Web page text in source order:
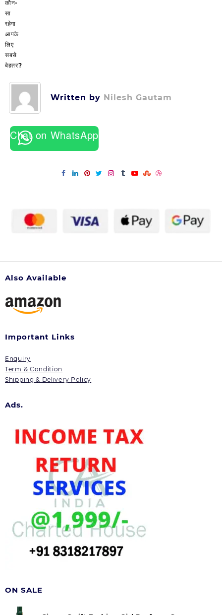
कौन-
सा
रहेगा
आपके
लिए
सबसे
बेहतर?
Written by Nilesh Gautam
Chat on WhatsApp
Also Available
Important Links
Enquiry
Term & Condition
Shipping & Delivery Policy
Ads.
ON SALE